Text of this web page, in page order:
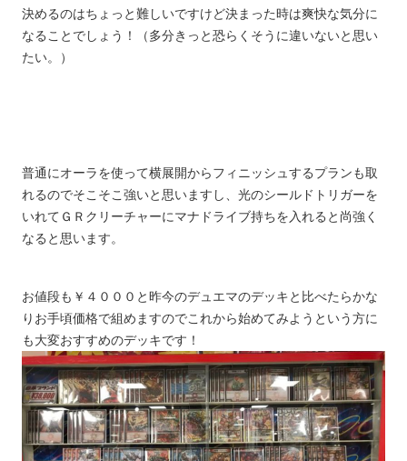
決めるのはちょっと難しいですけど決まった時は爽快な気分に
なることでしょう！（多分きっと恐らくそうに違いないと思い
たい。）
普通にオーラを使って横展開からフィニッシュするプランも取
れるのでそこそこ強いと思いますし、光のシールドトリガーを
いれてＧＲクリーチャーにマナドライブ持ちを入れると尚強く
なると思います。
お値段も￥４０００と昨今のデュエマのデッキと比べたらかな
りお手頃価格で組めますのでこれから始めてみようという方に
も大変おすすめのデッキです！